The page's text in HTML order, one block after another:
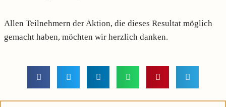
Allen Teilnehmern der Aktion, die dieses Resultat möglich
gemacht haben, möchten wir herzlich danken.